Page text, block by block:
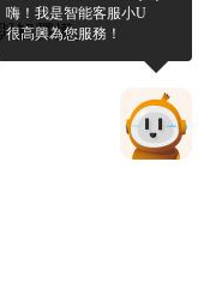
解釋權。
嗨！我是智能客服小U
很高興為您服務！